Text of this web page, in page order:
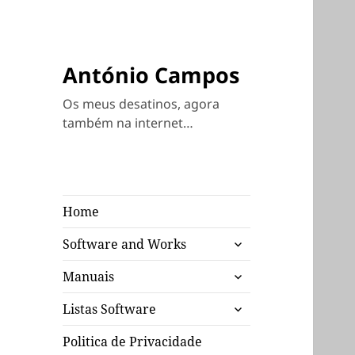
António Campos
Os meus desatinos, agora
também na internet…
Home
Software and Works
expandir
submenu
Manuais
expandir
submenu
Listas Software
expandir
submenu
Politica de Privacidade